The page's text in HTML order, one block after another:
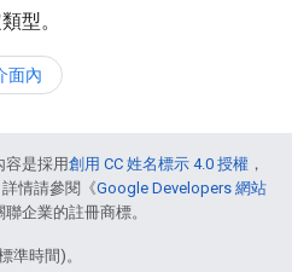
型。
面內
容是採用創用 CC 姓名標示 4.0 授權 ，
詳情請參閱《Google Developers 網站
企業的註冊商標。
準時間)。